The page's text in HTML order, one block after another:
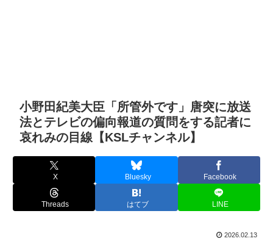
小野田紀美大臣「所管外です」唐突に放送
法とテレビの偏向報道の質問をする記者に
哀れみの目線【KSLチャンネル】
X Bluesky Facebook
Threads はてブ LINE
2026.02.13